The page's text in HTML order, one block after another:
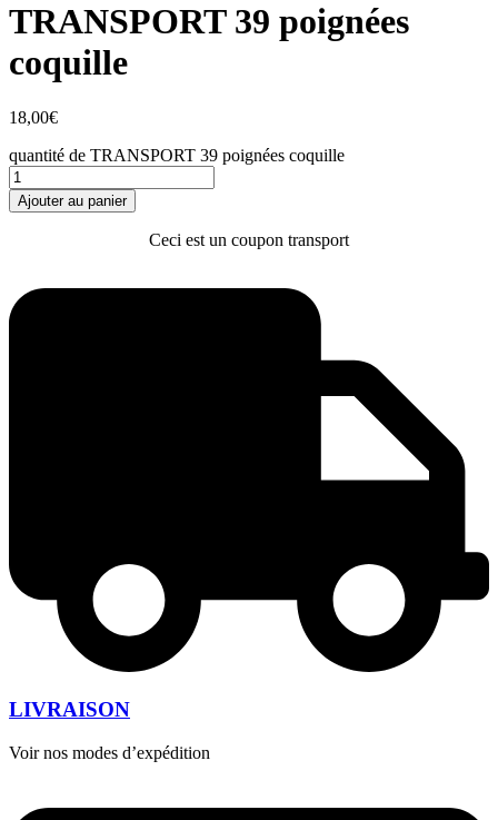
TRANSPORT 39 poignées
coquille
18,00€
quantité de TRANSPORT 39 poignées coquille
Ajouter au panier
Ceci est un coupon transport
LIVRAISON
Voir nos modes d’expédition